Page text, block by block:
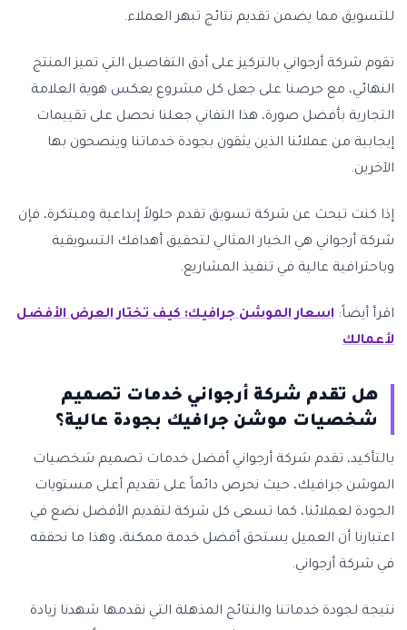
للتسويق مما يضمن تقديم نتائج تبهر العملاء.
تقوم شركة أرجواني بالتركيز على أدق التفاصيل التي تميز المنتج
النهائي، مع حرصنا على جعل كل مشروع يعكس هوية العلامة
التجارية بأفضل صورة، هذا التفاني جعلنا نحصل على تقييمات
إيجابية من عملائنا الذين يثقون بجودة خدماتنا وينصحون بها
الآخرين.
إذا كنت تبحث عن شركة تسويق تقدم حلولاً إبداعية ومبتكرة، فإن
شركة أرجواني هي الخيار المثالي لتحقيق أهدافك التسويقية
وباحترافية عالية في تنفيذ المشاريع.
اقرأ أيضاً: اسعار الموشن جرافيك: كيف تختار العرض الأفضل
لأعمالك
هل تقدم شركة أرجواني خدمات تصميم
شخصيات موشن جرافيك بجودة عالية؟
بالتأكيد، تقدم شركة أرجواني أفضل خدمات تصميم شخصيات
الموشن جرافيك، حيث نحرص دائماً على تقديم أعلى مستويات
الجودة لعملائنا، كما تسعى كل شركة لتقديم الأفضل نضع في
اعتبارنا أن العميل يستحق أفضل خدمة ممكنة، وهذا ما نحققه
في شركة أرجواني.
نتيجة لجودة خدماتنا والنتائج المذهلة التي نقدمها شهدنا زيادة